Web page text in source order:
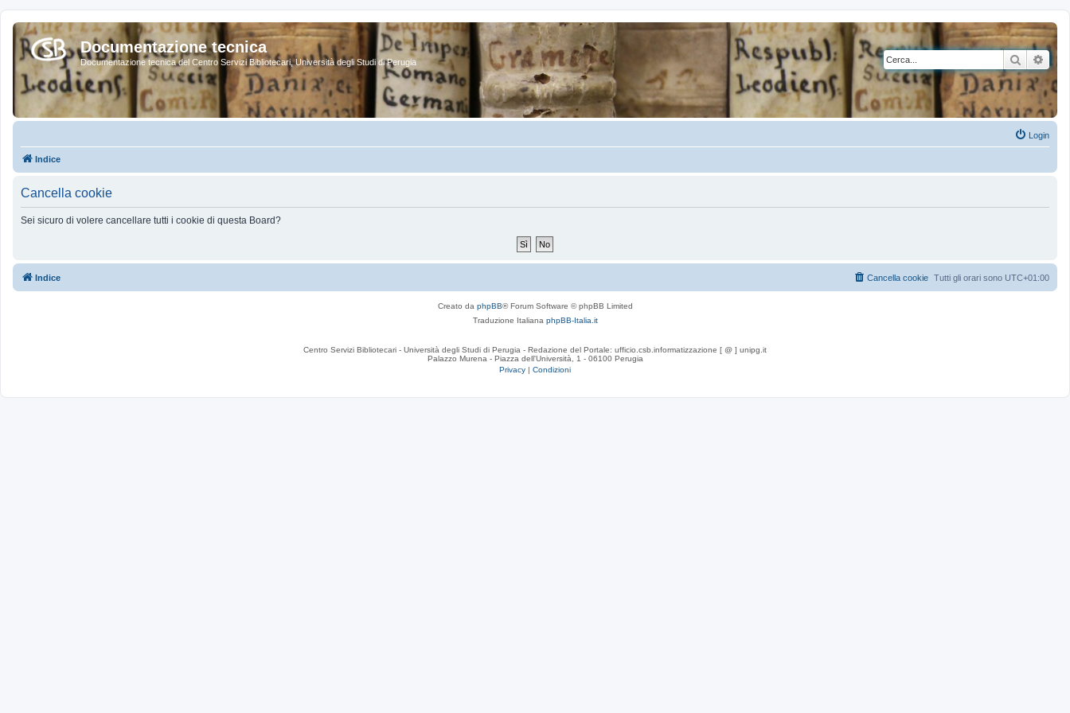
Documentazione tecnica
Documentazione tecnica del Centro Servizi Bibliotecari, Università degli Studi di Perugia Cerca
Login
Indice
Cancella cookie
Sei sicuro di volere cancellare tutti i cookie di questa Board?
Indice Tutti gli orari sono UTC+01:00
Cancella cookie
Creato da phpBB® Forum Software © phpBB Limited
Traduzione Italiana phpBB-Italia.it
Centro Servizi Bibliotecari - Università degli Studi di Perugia - Redazione del Portale: ufficio.csb.informatizzazione [ @ ] unipg.it
Palazzo Murena - Piazza dell'Università, 1 - 06100 Perugia
Privacy | Condizioni